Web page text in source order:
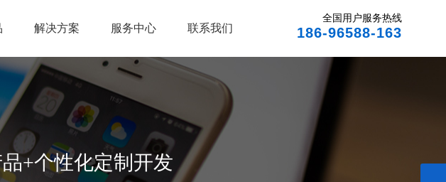
解决方案 服务中心 联系我们
全国用户服务热线
186-96588-163
+个性化定制开发